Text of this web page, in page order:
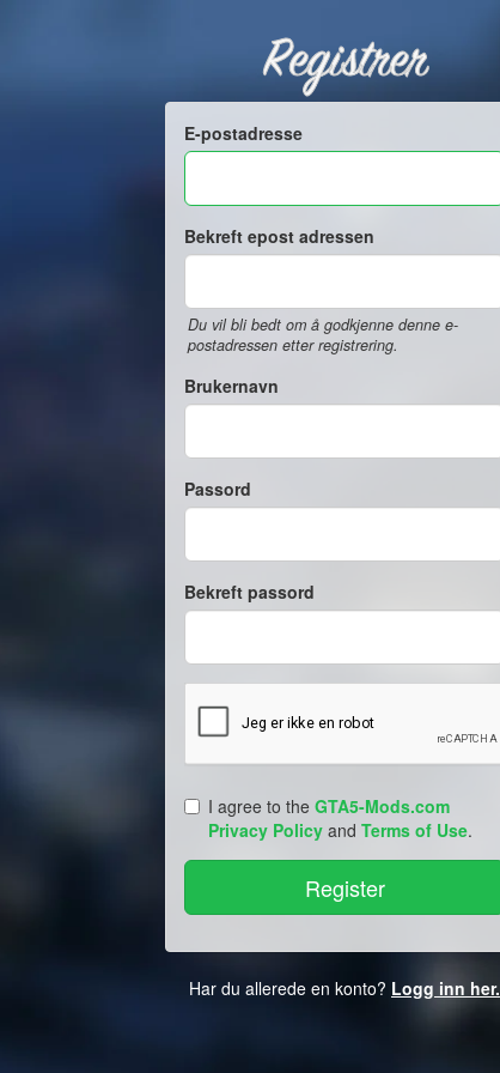
Registrer
E-postadresse
Bekreft epost adressen
Du vil bli bedt om å godkjenne denne e-
postadressen etter registrering.
Brukernavn
Passord
Bekreft passord
I agree to the GTA5-Mods.com
Privacy Policy and Terms of Use.
Har du allerede en konto? Logg inn her.